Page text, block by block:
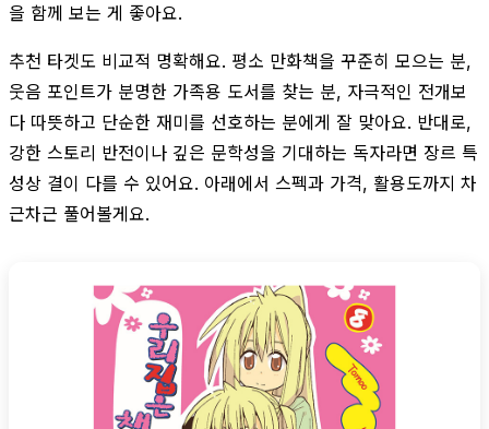
을 함께 보는 게 좋아요.
추천 타겟도 비교적 명확해요. 평소 만화책을 꾸준히 모으는 분,
웃음 포인트가 분명한 가족용 도서를 찾는 분, 자극적인 전개보
다 따뜻하고 단순한 재미를 선호하는 분에게 잘 맞아요. 반대로,
강한 스토리 반전이나 깊은 문학성을 기대하는 독자라면 장르 특
성상 결이 다를 수 있어요. 아래에서 스펙과 가격, 활용도까지 차
근차근 풀어볼게요.